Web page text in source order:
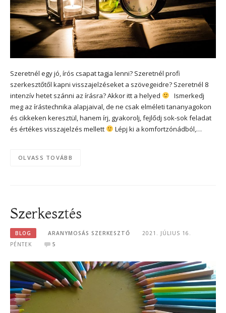
Szeretnél egy jó, írós csapat tagja lenni? Szeretnél profi
szerkesztőtől kapni visszajelzéseket a szövegeidre? Szeretnél 8
intenzív hetet szánni az írásra? Akkor itt a helyed
Ismerkedj
meg az írástechnika alapjaival, de ne csak elméleti tananyagokon
és cikkeken keresztül, hanem írj, gyakorolj, fejlődj sok-sok feladat
és értékes visszajelzés mellett
Lépj ki a komfortzónádból,…
OLVASS TOVÁBB
Szerkesztés
BLOG ARANYMOSÁS SZERKESZTŐ
2021. JÚLIUS 16.
PÉNTEK
5